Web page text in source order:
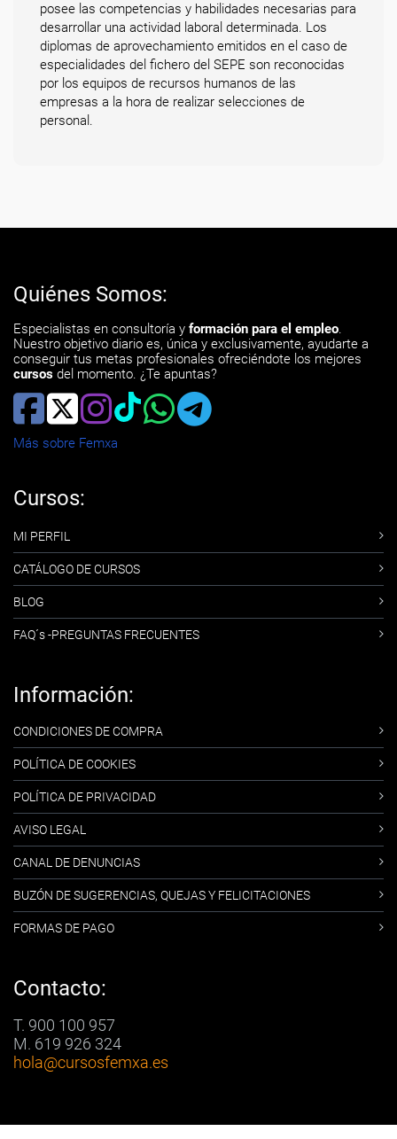
posee las competencias y habilidades necesarias para
desarrollar una actividad laboral determinada. Los
diplomas de aprovechamiento emitidos en el caso de
especialidades del fichero del SEPE son reconocidas
por los equipos de recursos humanos de las
empresas a la hora de realizar selecciones de
personal.
Quiénes Somos:
Especialistas en consultoría y formación para el empleo.
Nuestro objetivo diario es, única y exclusivamente, ayudarte a
conseguir tus metas profesionales ofreciéndote los mejores
cursos del momento. ¿Te apuntas?
Más sobre Femxa
Cursos:
MI PERFIL
CATÁLOGO DE CURSOS
BLOG
FAQ´s -PREGUNTAS FRECUENTES
Información:
CONDICIONES DE COMPRA
POLÍTICA DE COOKIES
POLÍTICA DE PRIVACIDAD
AVISO LEGAL
CANAL DE DENUNCIAS
BUZÓN DE SUGERENCIAS, QUEJAS Y FELICITACIONES
FORMAS DE PAGO
Contacto:
T. 900 100 957
M. 619 926 324
hola@cursosfemxa.es